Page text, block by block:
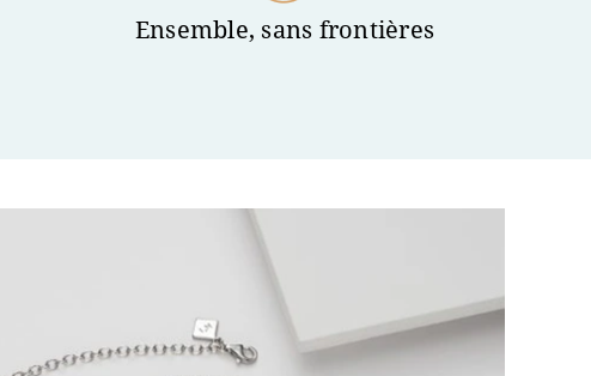
Ensemble, sans frontières